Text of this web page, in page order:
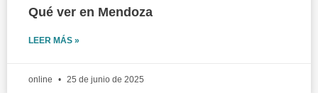
Qué ver en Mendoza
LEER MÁS »
online 25 de junio de 2025